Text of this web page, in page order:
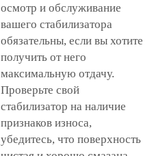
осмотр и обслуживание
вашего стабилизатора
обязательны, если вы хотите
получить от него
максимальную отдачу.
Проверьте свой
стабилизатор на наличие
признаков износа,
убедитесь, что поверхность